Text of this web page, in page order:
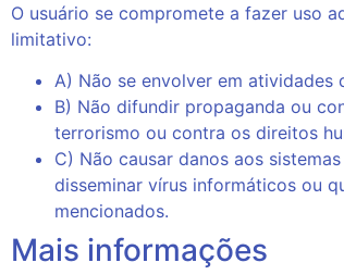
O usuário se compromete a fazer uso
limitativo:
A) Não se envolver em
B) Não difundir propaganda ou
terrorismo ou contra os direitos
C) Não causar danos aos
disseminar vírus informáticos ou
mencionados.
Mais informações